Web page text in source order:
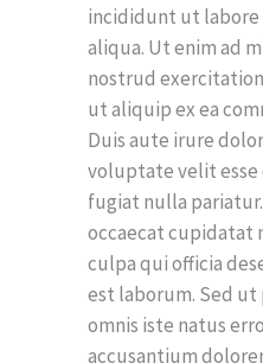
incididunt ut labore
aliqua. Ut enim ad
nostrud
ut aliquip ex ea
Duis aute irure
voluptate velit
fugiat nulla
occaecat cupidatat
culpa qui officia
est laborum. Sed
omnis iste natus
accusantium